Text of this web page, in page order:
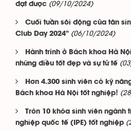
đạt được (09/10/2024)
Cuối tuần sôi động của tân
Club Day 2024" (06/10/2024)
Hành trình ở Bách khoa Hà
những điều tốt đẹp và sự tử tế
Hơn 4.300 sinh viên có kỹ
Bách khoa Hà Nội tốt nghiệp!
Tròn 10 khóa sinh viên ngành
nghiệp quốc tế (IPE) tốt nghiệp